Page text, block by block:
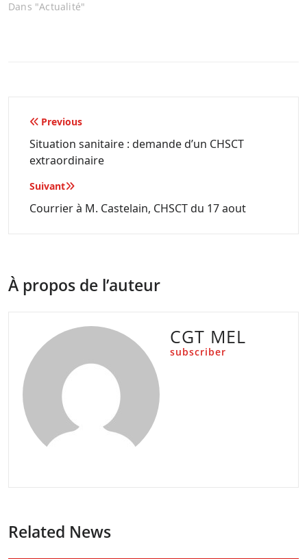
Dans "Actualité"
Navigation
de
l’article
Previous
Situation sanitaire : demande d’un CHSCT
extraordinaire
Suivant
Courrier à M. Castelain, CHSCT du 17 aout
À propos de l’auteur
CGT MEL
subscriber
Related News